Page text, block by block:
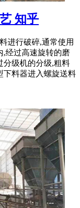
知乎
进行破碎,通常使用
,经过高速旋转的磨
分级机的分级,粗料
下料器进入螺旋送料